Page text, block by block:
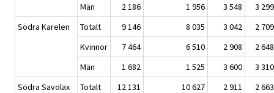
Män
2 186 1 956 3 548
3 299
Södra Karelen
Totalt 9 146 8 035 3 042
2 709
Kvinnor
7 464 6 510 2 908
2 648
Män
1 682 1 525 3 600
3 310
Södra Savolax
Totalt 12 131 10 627 2 911
2 663